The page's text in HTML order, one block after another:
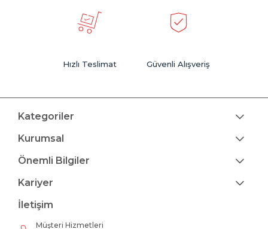
Hızlı Teslimat Güvenli Alışveriş
Kategoriler
Kurumsal
Önemli Bilgiler
Kariyer
İletişim
Müşteri Hizmetleri